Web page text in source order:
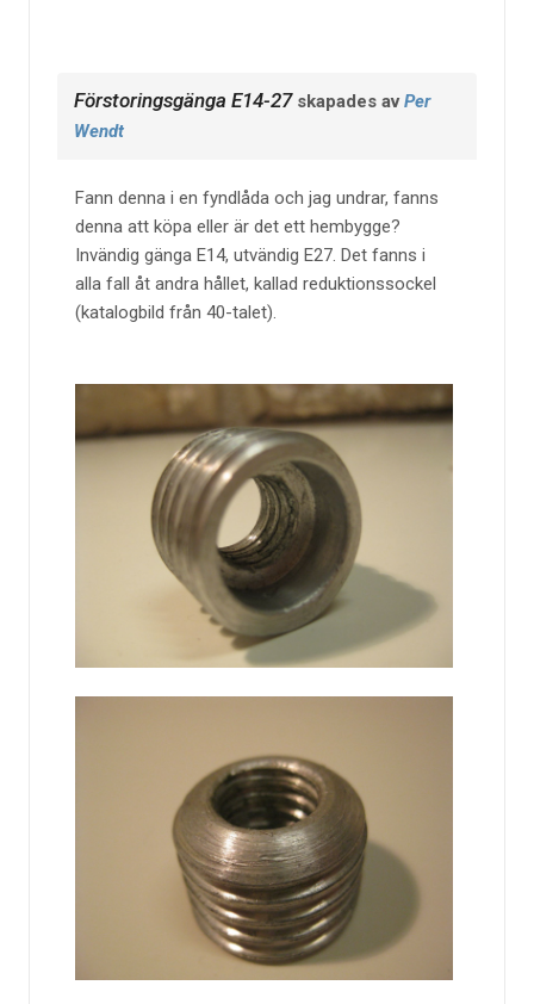
Förstoringsgänga E14-27skapades avPer
Wendt
Fann denna i en fyndlåda och jag undrar, fanns
denna att köpa eller är det ett hembygge?
Invändig gänga E14, utvändig E27. Det fanns i
alla fall åt andra hållet, kallad reduktionssockel
(katalogbild från 40-talet).